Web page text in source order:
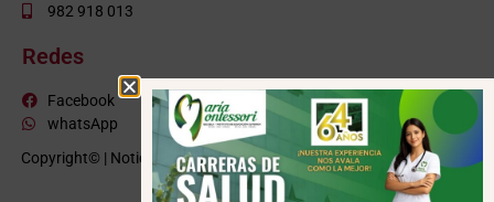
982 918 013
Redes
Facebook
whatsApp
Copyright© | NoticiasArequipa.pe | Grupo HBA Noticias| Todos los
derechos reservados